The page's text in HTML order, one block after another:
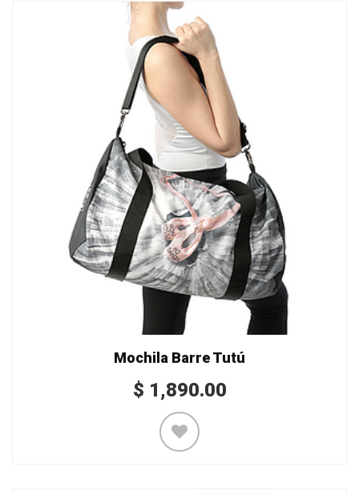
Mochila Barre Tutú
$ 1,890.00